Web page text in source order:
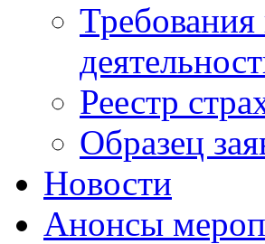
Реестр
Образец
Новости
Анонсы